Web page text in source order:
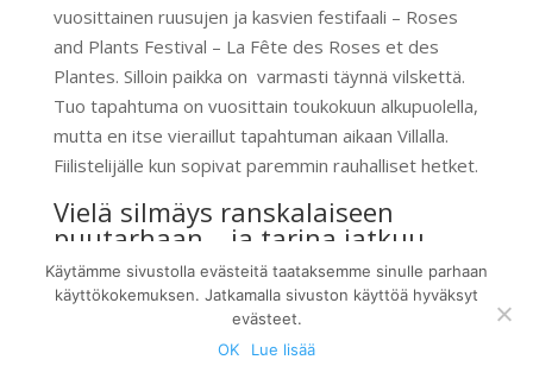
vuosittainen ruusujen ja kasvien festifaali – Roses
and Plants Festival – La Fête des Roses et des
Plantes. Silloin paikka on varmasti täynnä vilskettä.
Tuo tapahtuma on vuosittain toukokuun alkupuolella,
mutta en itse vieraillut tapahtuman aikaan Villalla.
Fiilistelijälle kun sopivat paremmin rauhalliset hetket.
Vielä silmäys ranskalaiseen
puutarhaan… ja tarina jatkuu
Viimeinen vilkaisu tällä erää Villa Ephrussin edustalla
sijaitsevan ranskalaisen puutarhan pihaan… me
Käytämme sivustolla evästeitä taataksemme sinulle parhaan
käyttökokemuksen. Jatkamalla sivuston käyttöä hyväksyt
evästeet.
OK
Lue lisää